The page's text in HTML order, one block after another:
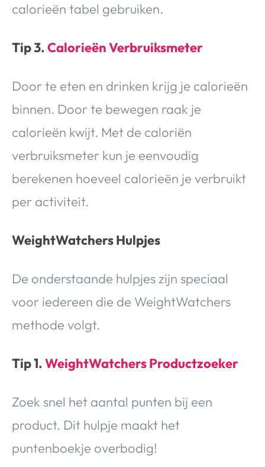
calorieën tabel gebruiken.
Tip 3.Calorieën Verbruiksmeter
Door te eten en drinken krijg je calorieën
binnen. Door te bewegen raak je
calorieën kwijt. Met de caloriën
verbruiksmeter kun je eenvoudig
berekenen hoeveel calorieën je verbruikt
per activiteit.
WeightWatchers Hulpjes
De onderstaande hulpjes zijn speciaal
voor iedereen die de WeightWatchers
methode volgt.
Tip 1.WeightWatchers Productzoeker
Zoek snel het aantal punten bij een
product. Dit hulpje maakt het
puntenboekje overbodig!